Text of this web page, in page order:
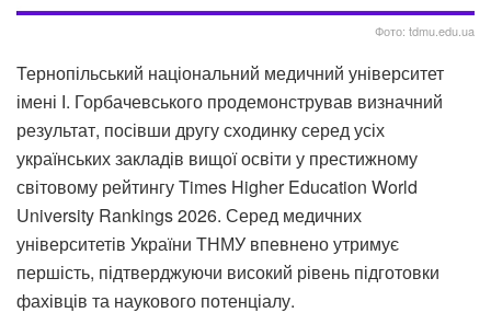
Фото: tdmu.edu.ua
Тернопільський національний медичний університет
імені І. Горбачевського продемонстрував визначний
результат, посівши другу сходинку серед усіх
українських закладів вищої освіти у престижному
світовому рейтингу Times Higher Education World
University Rankings 2026. Серед медичних
університетів України ТНМУ впевнено утримує
першість, підтверджуючи високий рівень підготовки
фахівців та наукового потенціалу.